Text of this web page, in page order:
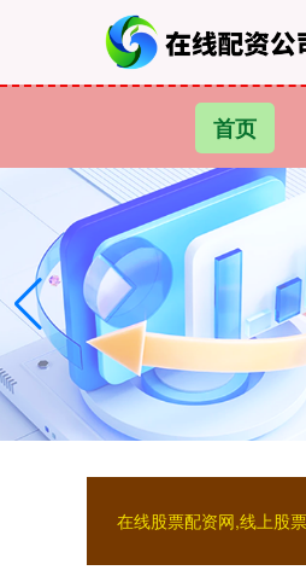
首页
在线股票配资网,线上股